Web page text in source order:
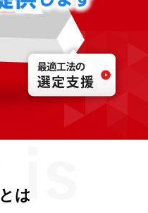
とは